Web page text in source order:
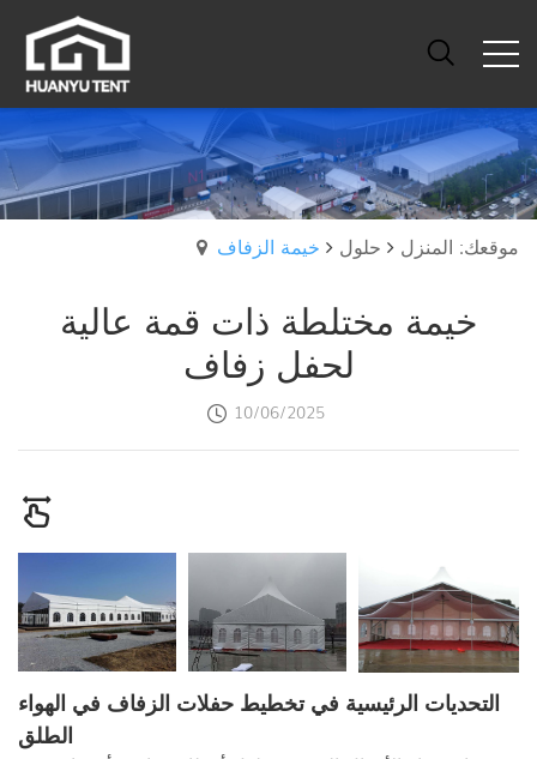
موقعك: المنزل حلول خيمة الزفاف
خيمة مختلطة ذات قمة عالية
لحفل زفاف
10/06/2025
التحديات الرئيسية في تخطيط حفلات الزفاف في الهواء
الطلق